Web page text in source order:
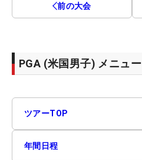
前の大会
PGA (米国男子) メニュー
ツアーTOP
年間日程